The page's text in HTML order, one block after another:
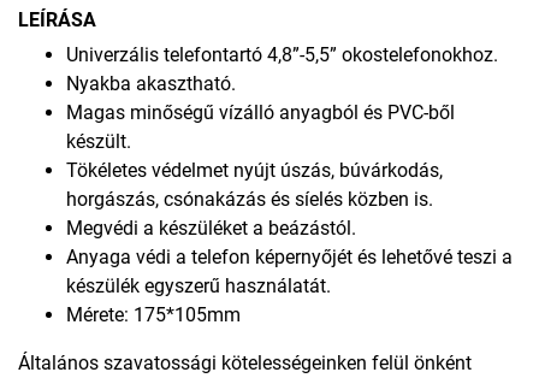
LEÍRÁSA
Univerzális telefontartó 4,8”-5,5” okostelefonokhoz.
Nyakba akasztható.
Magas minőségű vízálló anyagból és PVC-ből
készült.
Tökéletes védelmet nyújt úszás, búvárkodás,
horgászás, csónakázás és síelés közben is.
Megvédi a készüléket a beázástól.
Anyaga védi a telefon képernyőjét és lehetővé teszi a
készülék egyszerű használatát.
Mérete: 175*105mm
Általános szavatossági kötelességeinken felül önként